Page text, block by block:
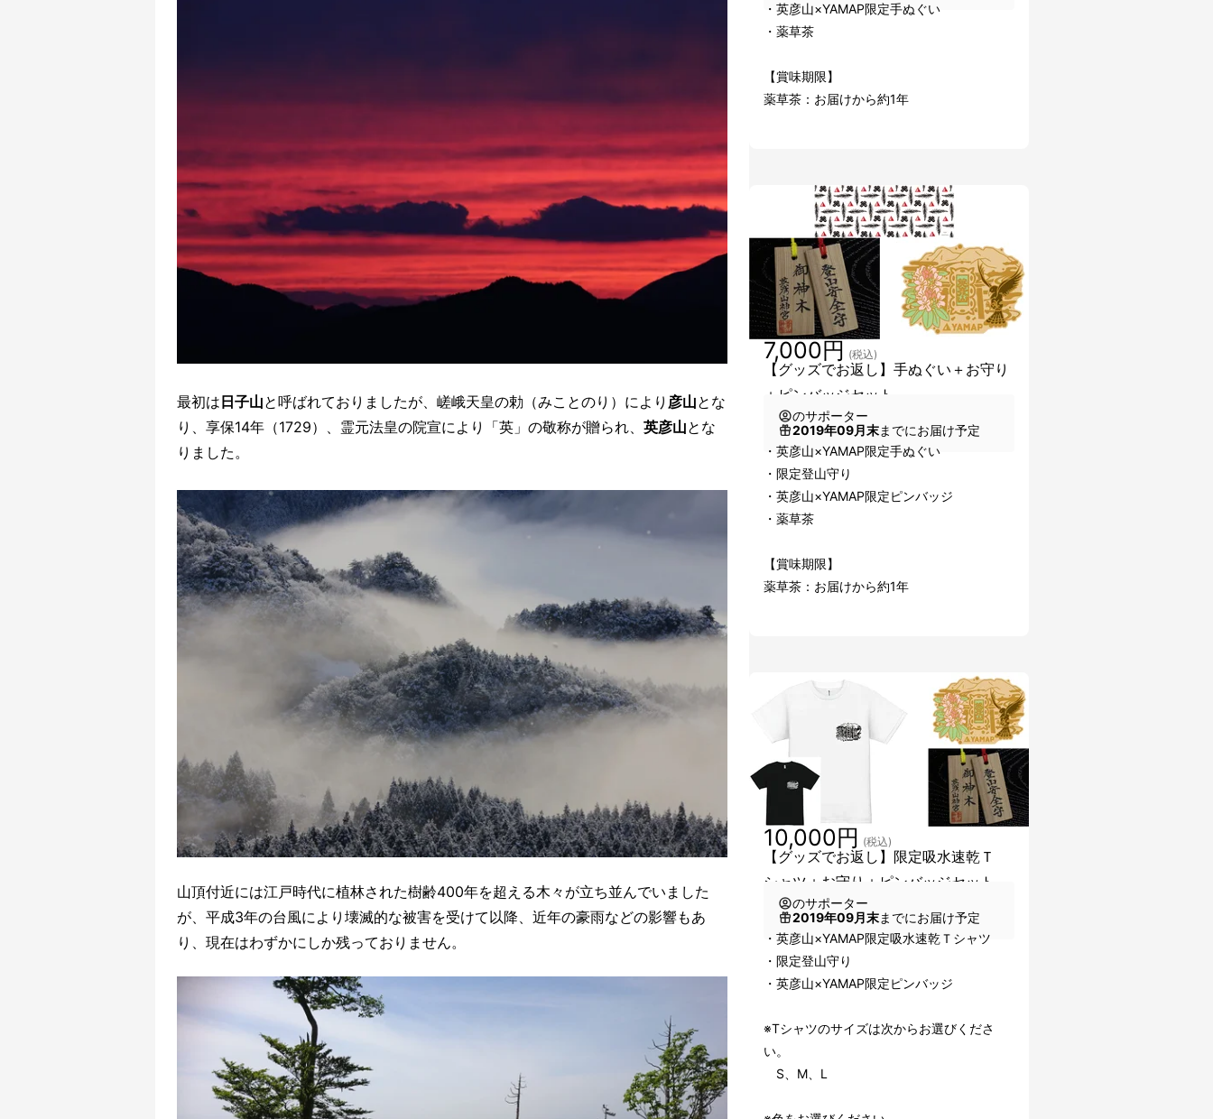
最初は日子山と呼ばれておりましたが、嵯峨天皇の勅（みことのり）により 彦山とな
り、享保14年（1729）、霊元法皇の院宣により「英」の敬称が贈られ、 英彦山とな
りました。
山頂付近には江戸時代に植林された樹齢400年を超える木々が立ち並んでいました
が、平成3年の台風により壊滅的な被害を受けて以降、近年の豪雨などの影響もあ
り、現在はわずかにしか残っておりません。
・英彦山×YAMAP限定手ぬぐい
・薬草茶
【賞味期限】
薬草茶：お届けから約1年
【グッズでお返し】手ぬぐい＋お守り
＋ピンバッジセット
7,000円 (税込)
のサポーター
2019年09月末までにお届け予定
・英彦山×YAMAP限定手ぬぐい
・限定登山守り
・英彦山×YAMAP限定ピンバッジ
・薬草茶
【賞味期限】
薬草茶：お届けから約1年
【グッズでお返し】限定吸水速乾Ｔ
シャツ＋お守り＋ピンバッジセット
10,000円 (税込)
のサポーター
2019年09月末までにお届け予定
・英彦山×YAMAP限定吸水速乾Ｔシャツ
・限定登山守り
・英彦山×YAMAP限定ピンバッジ
※Tシャツのサイズは次からお選びくださ
い。
S、M、L